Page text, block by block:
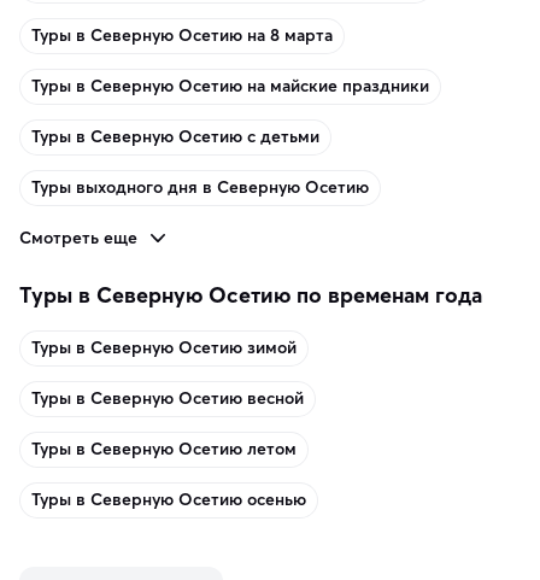
Туры в Северную Осетию на 8 марта
Туры в Северную Осетию на майские праздники
Туры в Северную Осетию с детьми
Туры выходного дня в Северную Осетию
Смотреть еще
Туры в Северную Осетию по временам года
Туры в Северную Осетию зимой
Туры в Северную Осетию весной
Туры в Северную Осетию летом
Туры в Северную Осетию осенью